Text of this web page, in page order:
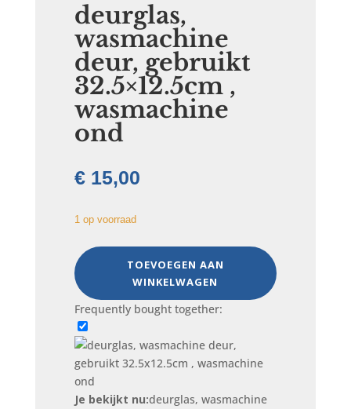
deurglas,
wasmachine
deur, gebruikt
32.5×12.5cm ,
wasmachine
ond
€15,00
1 op voorraad
deurglas,
wasmachine
deur,
gebruikt
32.5x12.5cm
,
wasmachine
ond
aantal
TOEVOEGEN AAN
WINKELWAGEN
Frequently bought together:
Je bekijkt nu:deurglas, wasmachine